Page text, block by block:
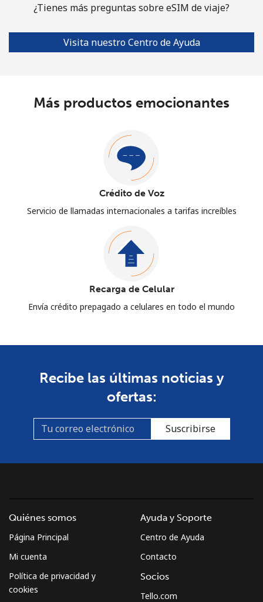
¿Tienes más preguntas sobre eSIM de viaje?
Visita nuestro Centro de Ayuda
Más productos emocionantes
Crédito de Voz
Servicio de llamadas internacionales a tarifas increíbles
Recarga de Celular
Envía crédito prepagado a celulares en todo el mundo
Recibe las últimas noticias y
ofertas:
Suscribirse
Quiénes somos
Página Principal
Mi cuenta
Política de privacidad y
cookies
Ayuda y Soporte
Centro de Ayuda
Contacto
Socios
Tello.com